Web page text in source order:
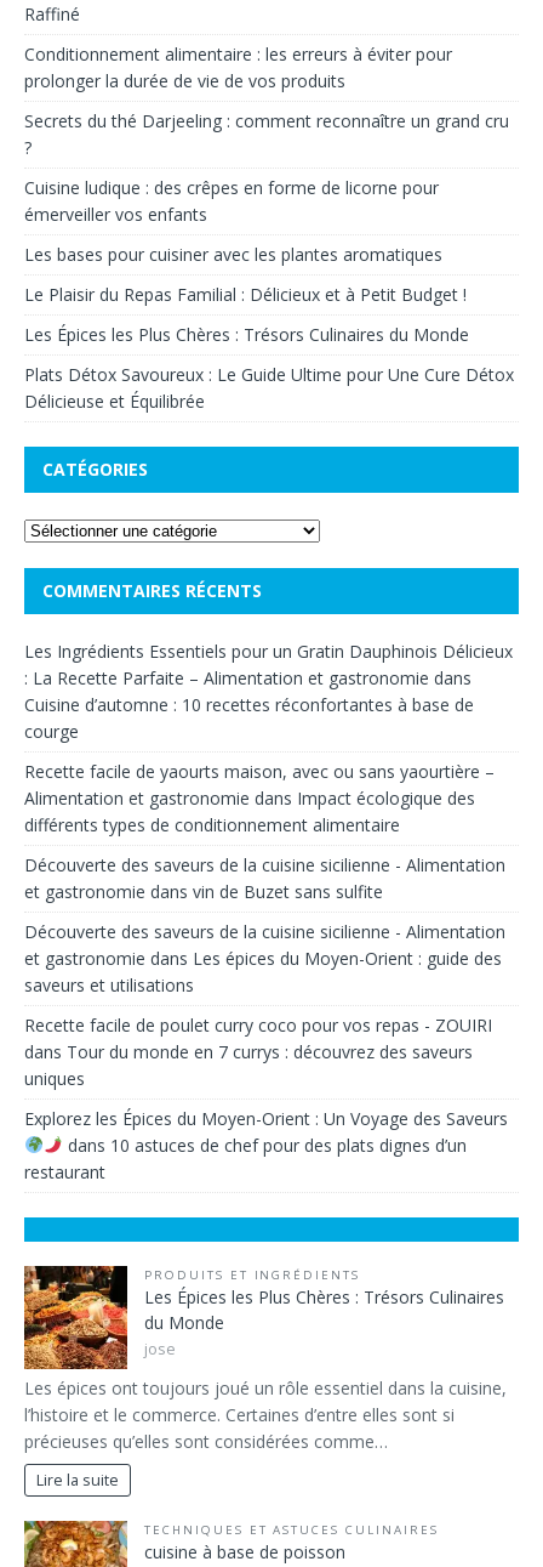
Raffiné
Conditionnement alimentaire : les erreurs à éviter pour
prolonger la durée de vie de vos produits
Secrets du thé Darjeeling : comment reconnaître un grand cru
?
Cuisine ludique : des crêpes en forme de licorne pour
émerveiller vos enfants
Les bases pour cuisiner avec les plantes aromatiques
Le Plaisir du Repas Familial : Délicieux et à Petit Budget !
Les Épices les Plus Chères : Trésors Culinaires du Monde
Plats Détox Savoureux : Le Guide Ultime pour Une Cure Détox
Délicieuse et Équilibrée
CATÉGORIES
COMMENTAIRES RÉCENTS
Les Ingrédients Essentiels pour un Gratin Dauphinois Délicieux
: La Recette Parfaite – Alimentation et gastronomie dans
Cuisine d’automne : 10 recettes réconfortantes à base de
courge
Recette facile de yaourts maison, avec ou sans yaourtière –
Alimentation et gastronomie dans Impact écologique des
différents types de conditionnement alimentaire
Découverte des saveurs de la cuisine sicilienne - Alimentation
et gastronomie dans vin de Buzet sans sulfite
Découverte des saveurs de la cuisine sicilienne - Alimentation
et gastronomie dans Les épices du Moyen-Orient : guide des
saveurs et utilisations
Recette facile de poulet curry coco pour vos repas - ZOUIRI
dans Tour du monde en 7 currys : découvrez des saveurs
uniques
Explorez les Épices du Moyen-Orient : Un Voyage des Saveurs
dans 10 astuces de chef pour des plats dignes d’un
restaurant
PRODUITS ET INGRÉDIENTS
Les Épices les Plus Chères : Trésors Culinaires
du Monde
jose
Les épices ont toujours joué un rôle essentiel dans la cuisine,
l’histoire et le commerce. Certaines d’entre elles sont si
précieuses qu’elles sont considérées comme…
Lire la suite
TECHNIQUES ET ASTUCES CULINAIRES
cuisine à base de poisson